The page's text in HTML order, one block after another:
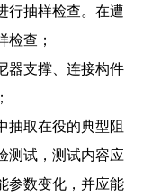
行抽样检查。在遭
检查；
器支撑、连接构件
抽取在役的典型阻
测试，测试内容应
参数变化，并应能